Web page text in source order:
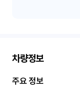
차량정보
주요 정보